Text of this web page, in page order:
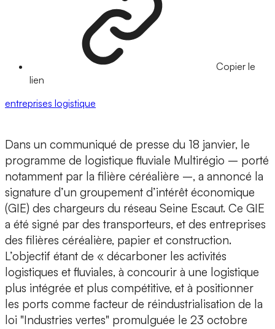
Copier le
lien
entreprises logistique
Dans un communiqué de presse du 18 janvier, le
programme de logistique fluviale Multirégio – porté
notamment par la filière céréalière –, a annoncé la
signature d’un groupement d’intérêt économique
(GIE) des chargeurs du réseau Seine Escaut. Ce GIE
a été signé par des transporteurs, et des entreprises
des filières céréalière, papier et construction.
L’objectif étant de « décarboner les activités
logistiques et fluviales, à concourir à une logistique
plus intégrée et plus compétitive, et à positionner
les ports comme facteur de réindustrialisation de la
loi "Industries vertes" promulguée le 23 octobre